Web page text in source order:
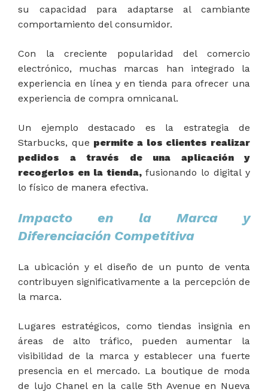
su capacidad para adaptarse al cambiante
comportamiento del consumidor.
Con la creciente popularidad del comercio
electrónico, muchas marcas han integrado la
experiencia en línea y en tienda para ofrecer una
experiencia de compra omnicanal.
Un ejemplo destacado es la estrategia de
Starbucks, que permite a los clientes realizar
pedidos a través de una aplicación y
recogerlos en la tienda,fusionando lo digital y
lo físico de manera efectiva.
Impacto en la Marca y
Diferenciación Competitiva
La ubicación y el diseño de un punto de venta
contribuyen significativamente a la percepción de
la marca.
Lugares estratégicos, como tiendas insignia en
áreas de alto tráfico, pueden aumentar la
visibilidad de la marca y establecer una fuerte
presencia en el mercado. La boutique de moda
de lujo Chanel en la calle 5th Avenue en Nueva